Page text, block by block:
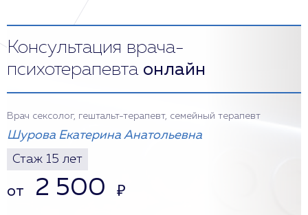
Консультация врача-
психотерапевта онлайн
Врач сексолог, гештальт-терапевт, семейный терапевт
Шурова Екатерина Анатольевна
Стаж 15 лет
от 2 500 ₽